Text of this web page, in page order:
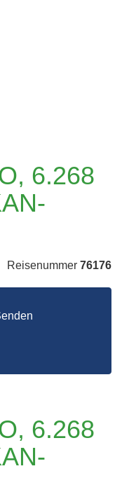
6.268
Reisenummer 76176
6.268